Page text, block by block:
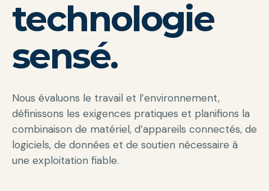
technologie
sensé.
Nous évaluons le travail et l’environnement,
définissons les exigences pratiques et planifions la
combinaison de matériel, d’appareils connectés, de
logiciels, de données et de soutien nécessaire à
une exploitation fiable.